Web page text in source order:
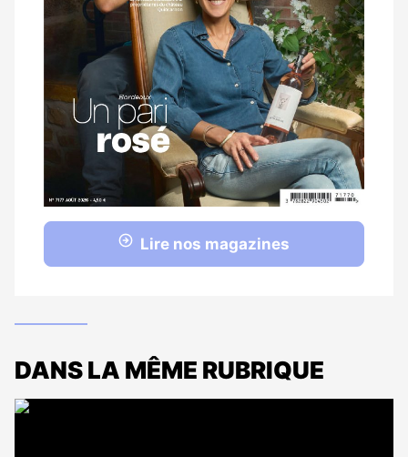
Lire nos magazines
DANS LA MÊME RUBRIQUE